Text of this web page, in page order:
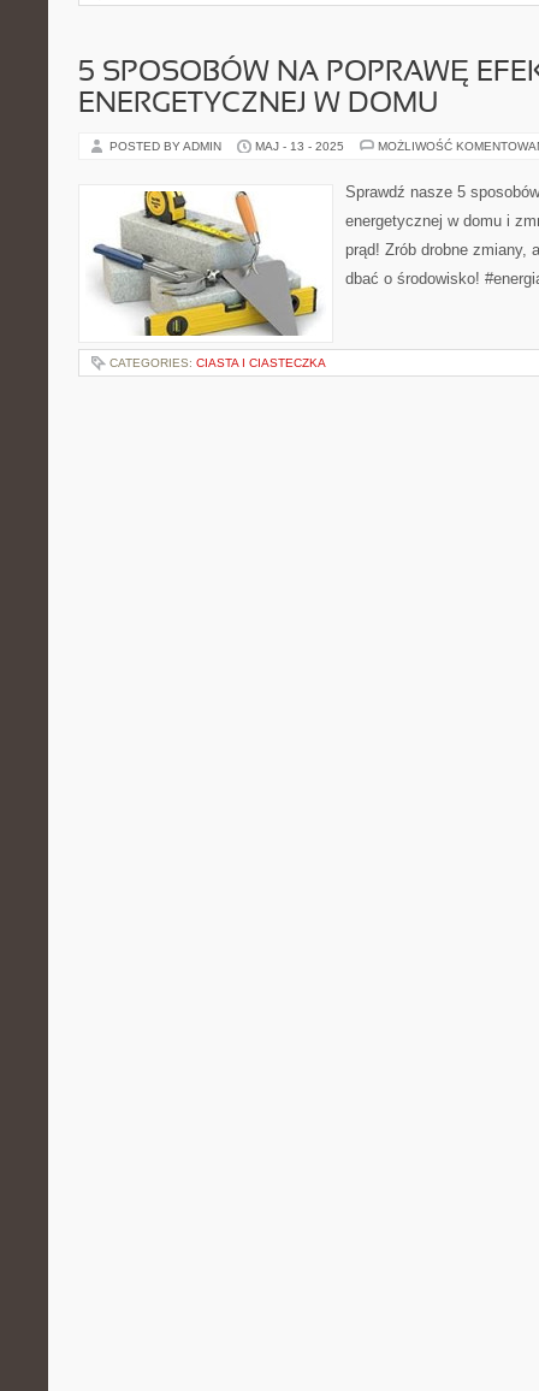
5 SPOSOBÓW NA POPRAWĘ
ENERGETYCZNEJ W DOMU
POSTED BY ADMIN MAJ - 13 - 2025 MOŻLIWOŚĆ
Sprawdź nasze 5
energetycznej w domu i
prąd! Zrób drobne zmiany,
dbać o środowisko!
CATEGORIES: CIASTA I CIASTECZKA